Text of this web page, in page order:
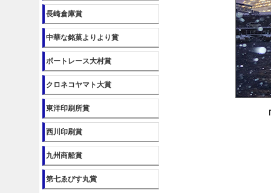
長崎倉庫賞
中華な銘菓よりより賞
ボートレース大村賞
クロネコヤマト大賞
東洋印刷所賞
西川印刷賞
九州商船賞
第七ゑびす丸賞